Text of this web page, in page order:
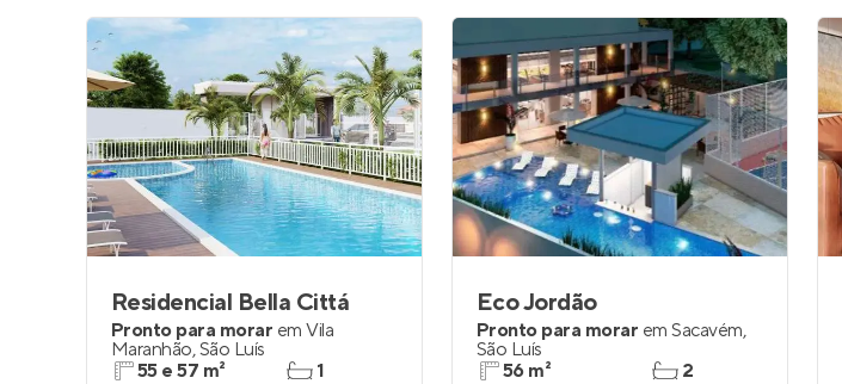
Residencial Bella Cittá
Pronto para morar em Vila
Maranhão,São Luís
55 e 57 m²
1
Eco Jordão
Pronto para morar em Sacavém,
São Luís
56 m²
2